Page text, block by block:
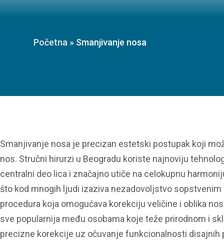
Početna » Smanjivanje nosa
Smanjivanje nosa je precizan estetski postupak koji
nos. Stručni hirurzi u Beogradu koriste najnoviju
centralni deo lica i značajno utiče na celokupnu
što kod mnogih ljudi izaziva nezadovoljstvo
procedura koja omogućava korekciju veličine i oblika
sve popularnija među osobama koje teže prirodnom i
precizne korekcije uz očuvanje funkcionalnosti disajnih